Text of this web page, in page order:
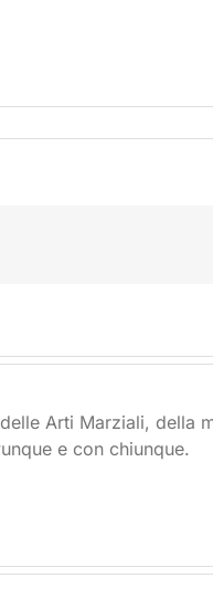
Arti Marziali, della
e con chiunque.